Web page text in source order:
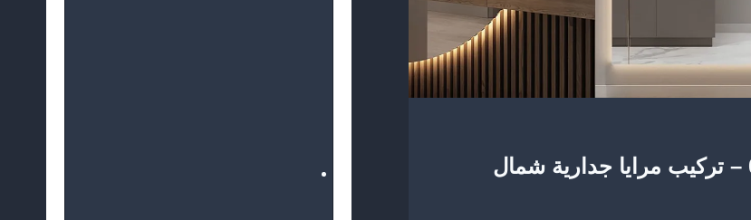
ديكور مرايا جدارية الرياض ت: 0504774436 – تركيب مرايا جدارية شمال